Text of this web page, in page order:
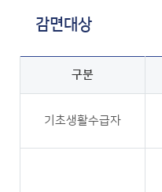
감면대상
구분
기초생활수급자